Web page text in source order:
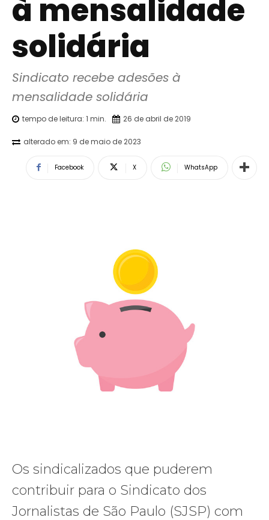
à mensalidade
solidária
Sindicato recebe adesões à
mensalidade solidária
tempo de leitura: 1 min. 26 de abril de 2019
alterado em: 9 de maio de 2023
Facebook X WhatsApp
Os sindicalizados que puderem
contribuir para o Sindicato dos
Jornalistas de São Paulo (SJSP) com